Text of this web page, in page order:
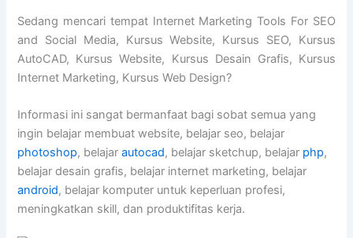
Sedang mencari tempat Internet Marketing Tools For SEO
and Social Media, Kursus Website, Kursus SEO, Kursus
AutoCAD, Kursus Website, Kursus Desain Grafis, Kursus
Internet Marketing, Kursus Web Design?
Informasi ini sangat bermanfaat bagi sobat semua yang
ingin belajar membuat website, belajar seo, belajar
photoshop, belajarautocad, belajar sketchup, belajar php,
belajar desain grafis, belajar internet marketing, belajar
android, belajar komputer untuk keperluan profesi,
meningkatkan skill, dan produktifitas kerja.